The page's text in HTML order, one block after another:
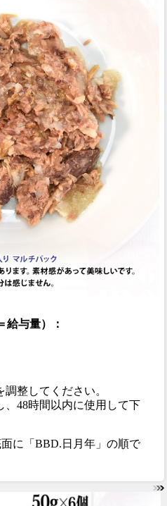
給与量）：
整してください。
48時間以内に使用して下
に「BBD.日月年」の順で